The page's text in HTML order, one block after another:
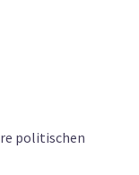
politischen